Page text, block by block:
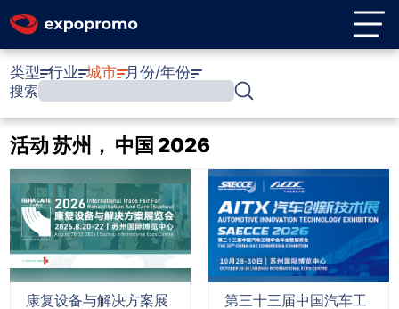
类型 行业 城市 月份/年份
搜索
活动 苏州， 中国 2026
康复设备与解决方案展
第三十三届中国汽车工